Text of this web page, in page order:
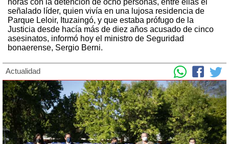
señalado líder, quien vivía en una lujosa residencia de
Parque Leloir, Ituzaingó, y que estaba prófugo de la
Justicia desde hacía más de diez años acusado de cinco
asesinatos, informó hoy el ministro de Seguridad
bonaerense, Sergio Berni.
Actualidad